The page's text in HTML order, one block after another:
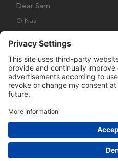
Dear Sam
O Nas